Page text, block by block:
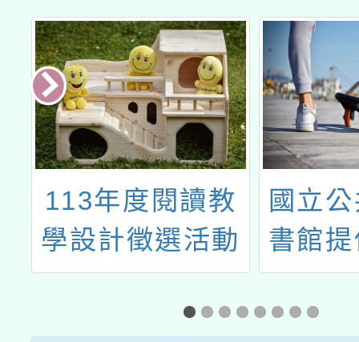
113年度閱讀教
學設計徵選活動
國立
書館
到校
資源